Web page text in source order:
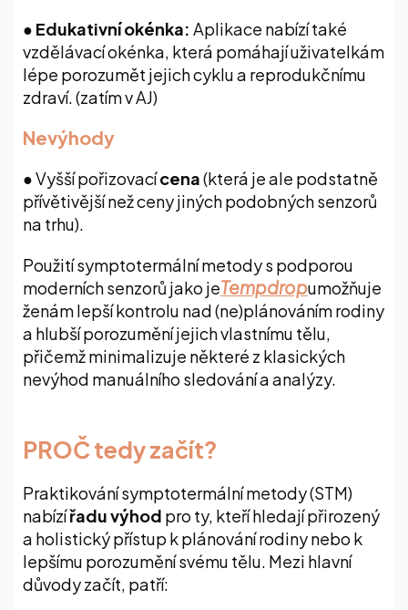
● Edukativní okénka: Aplikace nabízí také
vzdělávací okénka, která pomáhají uživatelkám
lépe porozumět jejich cyklu a reprodukčnímu
zdraví. (zatím v AJ)
Nevýhody
●Vyšší pořizovacícena(která je ale podstatně
přívětivější než ceny jiných podobných senzorů
na trhu).
Použití symptotermální metody s podporou
moderních senzorů jako jeTempdropumožňuje
ženám lepší kontrolu nad (ne)plánováním rodiny
a hlubší porozumění jejich vlastnímu tělu,
přičemž minimalizuje některé z klasických
nevýhod manuálního sledování a analýzy.
PROČ tedy začít?
Praktikování symptotermální metody (STM)
nabízířadu výhod pro ty, kteří hledají přirozený
a holistický přístup k plánování rodiny nebo k
lepšímu porozumění svému tělu. Mezi hlavní
důvody začít, patří: